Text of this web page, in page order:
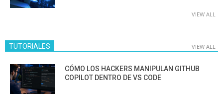
VIEW ALL
TUTORIALES VIEW ALL
CÓMO LOS HACKERS MANIPULAN GITHUB
COPILOT DENTRO DE VS CODE